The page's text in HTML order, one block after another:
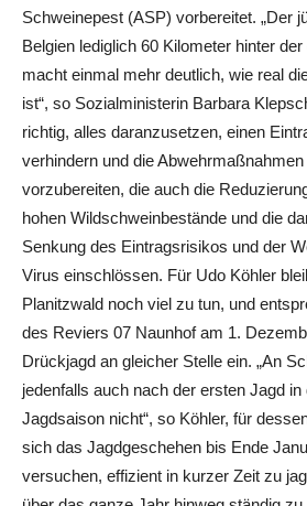
Schweinepest (ASP) vorbereitet. „Der
Belgien lediglich 60 Kilometer hinter
macht einmal mehr deutlich, wie real
ist“, so Sozialministerin Barbara
richtig, alles daranzusetzen, einen
verhindern und die
vorzubereiten, die auch die
hohen Wildschweinbestände und die
Senkung des Eintragsrisikos und der
Virus einschlössen. Für Udo Köhler
Planitzwald noch viel zu tun, und
des Reviers 07 Naunhof am 1.
Drückjagd an gleicher Stelle ein. „An
jedenfalls auch nach der ersten Jagd in
Jagdsaison nicht“, so Köhler, für
sich das Jagdgeschehen bis Ende
versuchen, effizient in kurzer Zeit zu